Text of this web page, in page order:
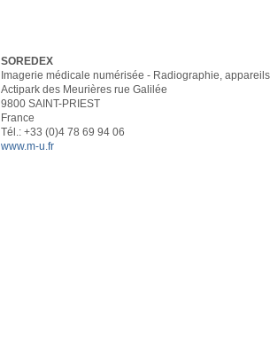
SOREDEX
Imagerie médicale numérisée - Radiographie,
Actipark des Meurières rue Galilée
9800 SAINT-PRIEST
France
Tél.: +33 (0)4 78 69 94 06
www.m-u.fr